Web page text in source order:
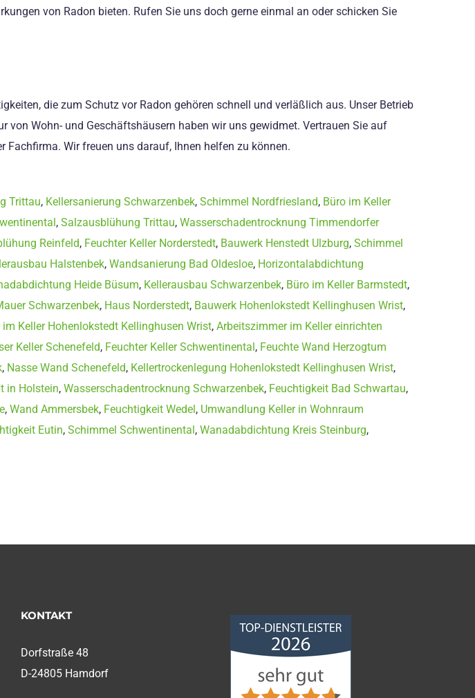
von Radon bieten. Rufen Sie uns doch gerne einmal an oder schicken Sie
die zum Schutz vor Radon gehören schnell und verläßlich aus. Unser Betrieb
von Wohn- und Geschäftshäusern haben wir uns gewidmet. Vertrauen Sie auf
Fachfirma. Wir freuen uns darauf, Ihnen helfen zu können.
Trittau, Kellersanierung Schwarzenbek, Schimmel Nordfriesland, Büro im Keller
, Salzausblühung Trittau, Wasserschadentrocknung Timmendorfer
Reinfeld, Feuchter Keller Norderstedt, Bauwerk Henstedt Ulzburg, Schimmel
Halstenbek, Wandsanierung Bad Oldesloe, Horizontalabdichtung
Heide Büsum, Kellerausbau Schwarzenbek, Büro im Keller Barmstedt,
Schwarzenbek, Haus Norderstedt, Bauwerk Hohenlokstedt Kellinghusen Wrist,
Keller Hohenlokstedt Kellinghusen Wrist, Arbeitszimmer im Keller einrichten
Keller Schenefeld, Feuchter Keller Schwentinental, Feuchte Wand Herzogtum
, Nasse Wand Schenefeld, Kellertrockenlegung Hohenlokstedt Kellinghusen Wrist,
in Holstein, Wasserschadentrocknung Schwarzenbek, Feuchtigkeit Bad Schwartau,
, Wand Ammersbek, Feuchtigkeit Wedel, Umwandlung Keller in Wohnraum
Eutin, Schimmel Schwentinental, Wanadabdichtung Kreis Steinburg,
KONTAKT
Dorfstraße 48
D-24805 Hamdorf
Norddeutsche
Bauabdichtungsgesellschaft
mbH
von 5
86Bewertungen